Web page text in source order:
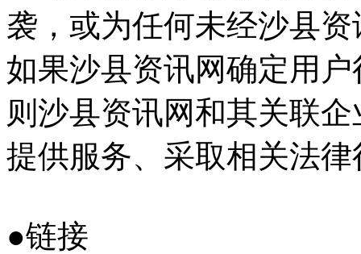
袭，或为任何未经沙县
如果沙县资讯网确定用
则沙县资讯网和其关联
提供服务、采取相关法
●链接